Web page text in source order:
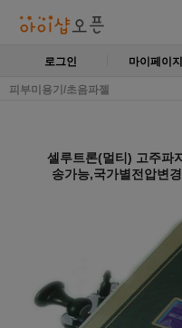
로그인 마이페이지
피부미용기/초음파젤
셀루트론(멀티) 고주파
송가능,국가별전압변